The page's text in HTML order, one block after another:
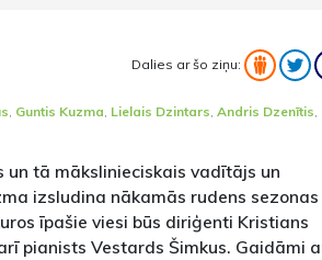
Dalies ar šo ziņu:
, Guntis Kuzma, Lielais Dzintars, Andris Dzenītis,
un tā mākslinieciskais vadītājs un
izsludina nākamās rudens sezonas
īpašie viesi būs diriģenti Kristians
pianists Vestards Šimkus. Gaidāmi